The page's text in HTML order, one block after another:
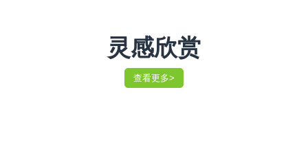
灵感欣赏
查看更多>